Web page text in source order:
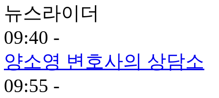
뉴스라이더
09:40 -
양소영 변호사의 상담소
09:55 -